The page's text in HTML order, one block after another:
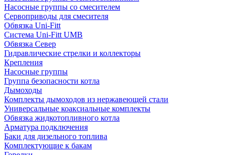
Насосные группы со смесителем
Сервоприводы для смесителя
Обвязка Uni-Fitt
Система Uni-Fitt UMB
Обвязка Север
Гидравлические стрелки и коллекторы
Крепления
Насосные группы
Группа безопасности котла
Дымоходы
Комплекты дымоходов из нержавеющей стали
Универсальные коаксиальные комплекты
Обвязка жидкотопливного котла
Арматура подключения
Баки для дизельного топлива
Комплектующие к бакам